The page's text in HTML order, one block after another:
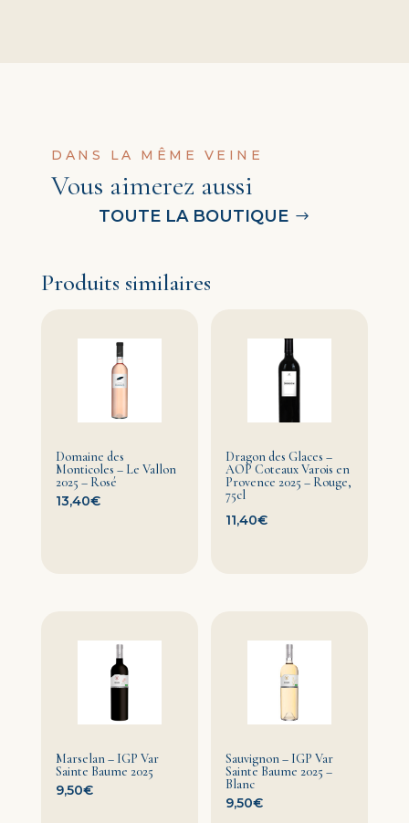
DANS LA MÊME VEINE
Vous aimerez aussi
TOUTE LA BOUTIQUE
Produits similaires
Domaine des
Monticoles – Le Vallon
2025 – Rosé
13,40€
Dragon des Glaces –
AOP Coteaux Varois en
Provence 2025 – Rouge,
75cl
11,40€
Marselan – IGP Var
Sainte Baume 2025
9,50€
Sauvignon – IGP Var
Sainte Baume 2025 –
Blanc
9,50€